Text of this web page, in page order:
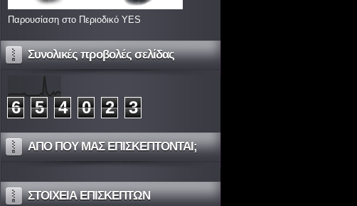
Παρουσίαση στο Περιοδικό YES
Συνολικές προβολές σελίδας
6 5 4 0 2 3
ΑΠΟ ΠΟΥ ΜΑΣ ΕΠΙΣΚΕΠΤΟΝΤΑΙ;
ΣΤΟΙΧΕΙΑ ΕΠΙΣΚΕΠΤΩΝ